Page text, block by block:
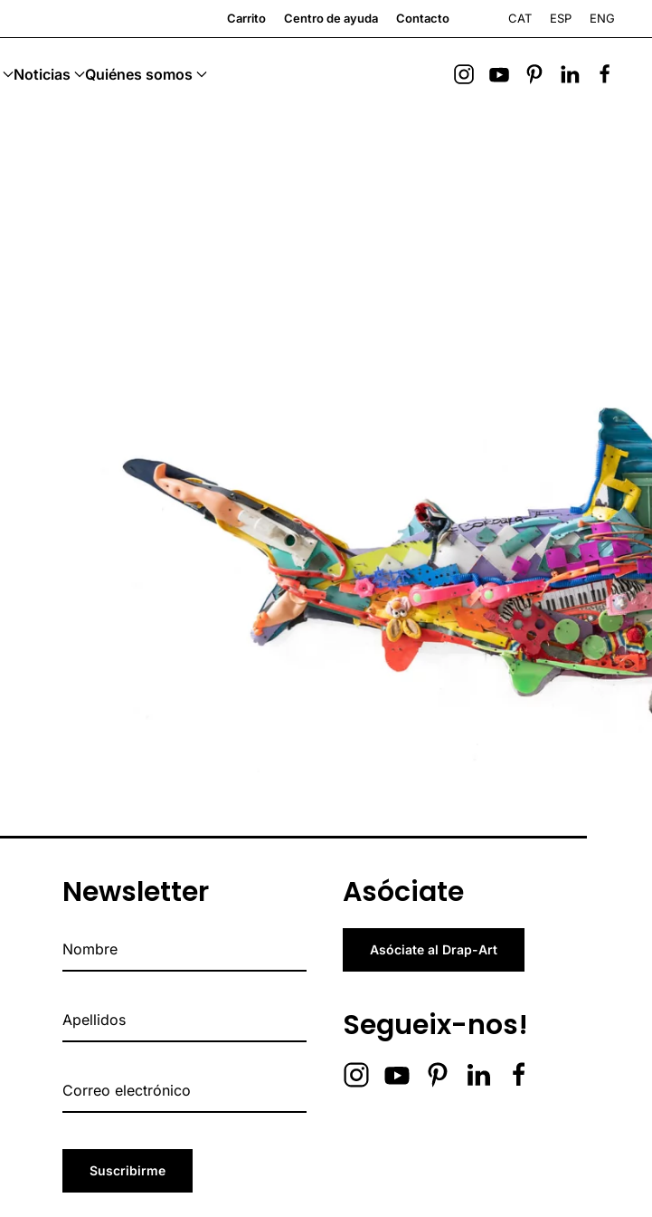
Carrito Centro de ayuda Contacto CAT ESP ENG
Noticias Quiénes somos
Newsletter
Suscribirme
Asóciate
Asóciate al Drap-Art
Segueix-nos!